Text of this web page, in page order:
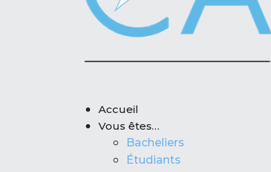
Accueil
Vous êtes…
Bacheliers
Étudiants